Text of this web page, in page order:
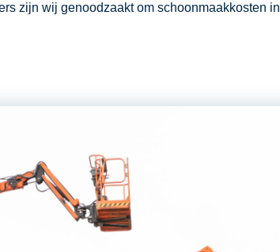
zijn wij genoodzaakt om schoonmaakkosten in